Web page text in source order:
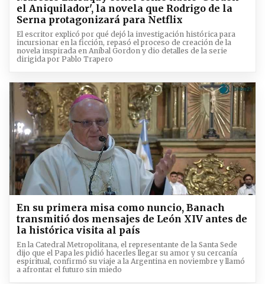
el Aniquilador', la novela que Rodrigo de la
Serna protagonizará para Netflix
El escritor explicó por qué dejó la investigación histórica para
incursionar en la ficción, repasó el proceso de creación de la
novela inspirada en Aníbal Gordon y dio detalles de la serie
dirigida por Pablo Trapero
En su primera misa como nuncio, Banach
transmitió dos mensajes de León XIV antes de
la histórica visita al país
En la Catedral Metropolitana, el representante de la Santa Sede
dijo que el Papa les pidió hacerles llegar su amor y su cercanía
espiritual, confirmó su viaje a la Argentina en noviembre y llamó
a afrontar el futuro sin miedo